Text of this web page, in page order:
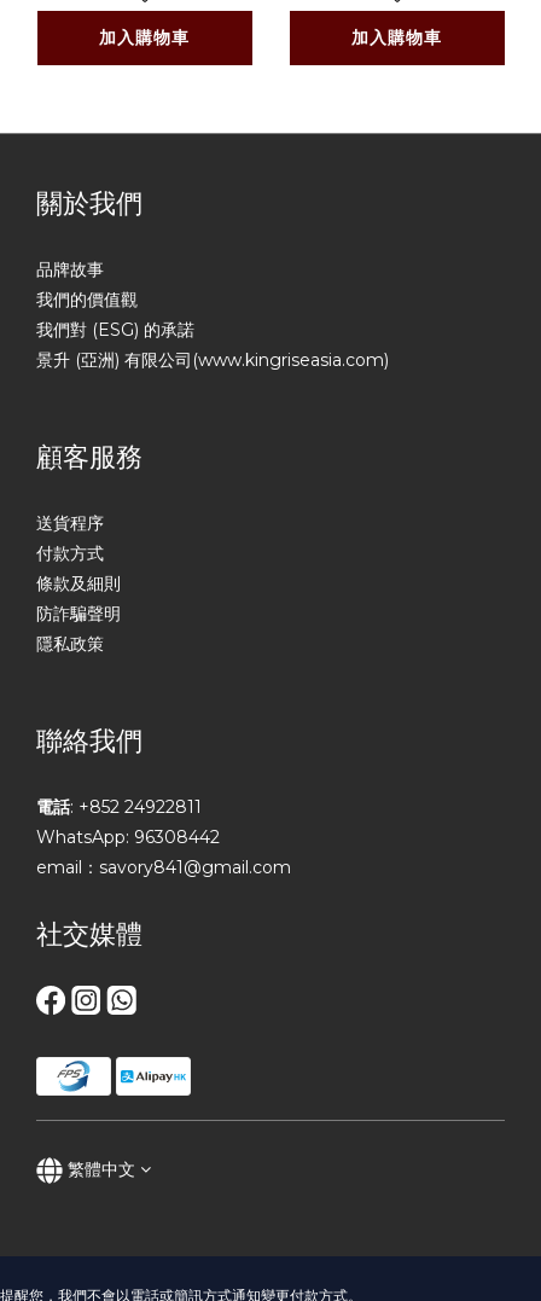
加入購物車
Pork Half Collar
Slices 250克 /包
加入購物車
關於我們
品牌故事
我們的價值觀
我們對 (ESG) 的承諾
景升 (亞洲) 有限公司(www.kingriseasia.com)
顧客服務
送貨程序
付款方式
條款及細則
防詐騙聲明
隱私政策
聯絡我們
電話: +852 24922811
WhatsApp: 96308442
email：savory841@gmail.com
社交媒體
繁體中文
提醒您，我們不會以電話或簡訊方式通知變更付款方式。